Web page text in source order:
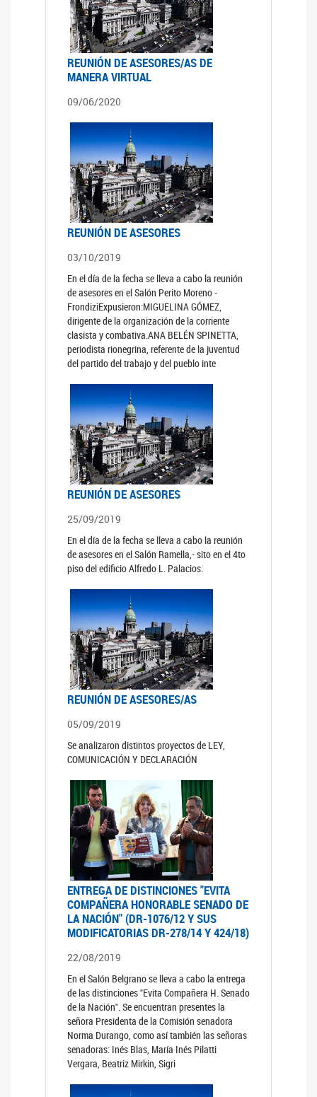
REUNIÓN DE ASESORES/AS DE
MANERA VIRTUAL
09/06/2020
REUNIÓN DE ASESORES
03/10/2019
En el día de la fecha se lleva a cabo la reunión
de asesores en el Salón Perito Moreno -
FrondiziExpusieron:MIGUELINA GÓMEZ,
dirigente de la organización de la corriente
clasista y combativa.ANA BELÉN SPINETTA,
periodista rionegrina, referente de la juventud
del partido del trabajo y del pueblo inte
REUNIÓN DE ASESORES
25/09/2019
En el día de la fecha se lleva a cabo la reunión
de asesores en el Salón Ramella,- sito en el 4to
piso del edificio Alfredo L. Palacios.
REUNIÓN DE ASESORES/AS
05/09/2019
Se analizaron distintos proyectos de LEY,
COMUNICACIÓN Y DECLARACIÓN
ENTREGA DE DISTINCIONES "EVITA
COMPAÑERA HONORABLE SENADO DE
LA NACIÓN" (DR-1076/12 Y SUS
MODIFICATORIAS DR-278/14 Y 424/18)
22/08/2019
En el Salón Belgrano se lleva a cabo la entrega
de las distinciones "Evita Compañera H. Senado
de la Nación". Se encuentran presentes la
señora Presidenta de la Comisión senadora
Norma Durango, como así también las señoras
senadoras: Inés Blas, María Inés Pilatti
Vergara, Beatriz Mirkin, Sigri